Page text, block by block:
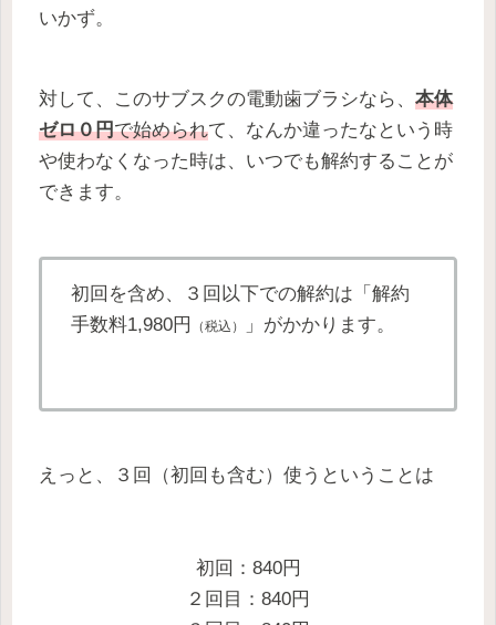
いかず。
対して、このサブスクの電動歯ブラシなら、 本体
ゼロ０円で始められて、なんか違ったなという時
や使わなくなった時は、いつでも解約することが
できます。
初回を含め、３回以下での解約は「解約
手数料1,980円
（税込） 」がかかります。
えっと、３回（初回も含む）使うということは
初回：840円
２回目：840円